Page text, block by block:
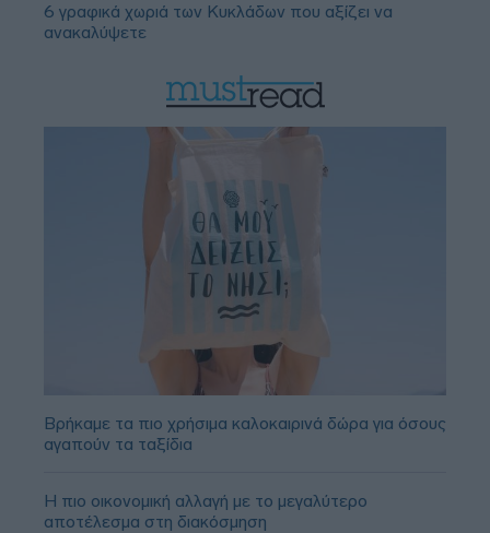
6 γραφικά χωριά των Κυκλάδων που αξίζει να
ανακαλύψετε
Βρήκαμε τα πιο χρήσιμα καλοκαιρινά δώρα για όσους
αγαπούν τα ταξίδια
Η πιο οικονομική αλλαγή με το μεγαλύτερο
αποτέλεσμα στη διακόσμηση